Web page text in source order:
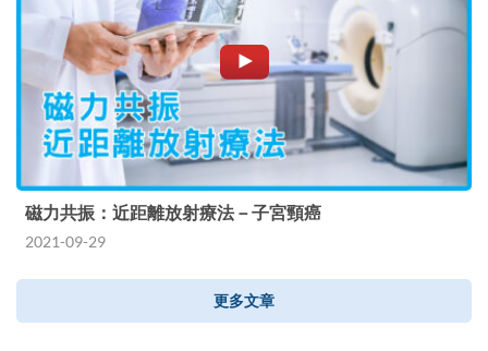
磁力共振：近距離放射療法－子宮頸癌
2021-09-29
更多文章